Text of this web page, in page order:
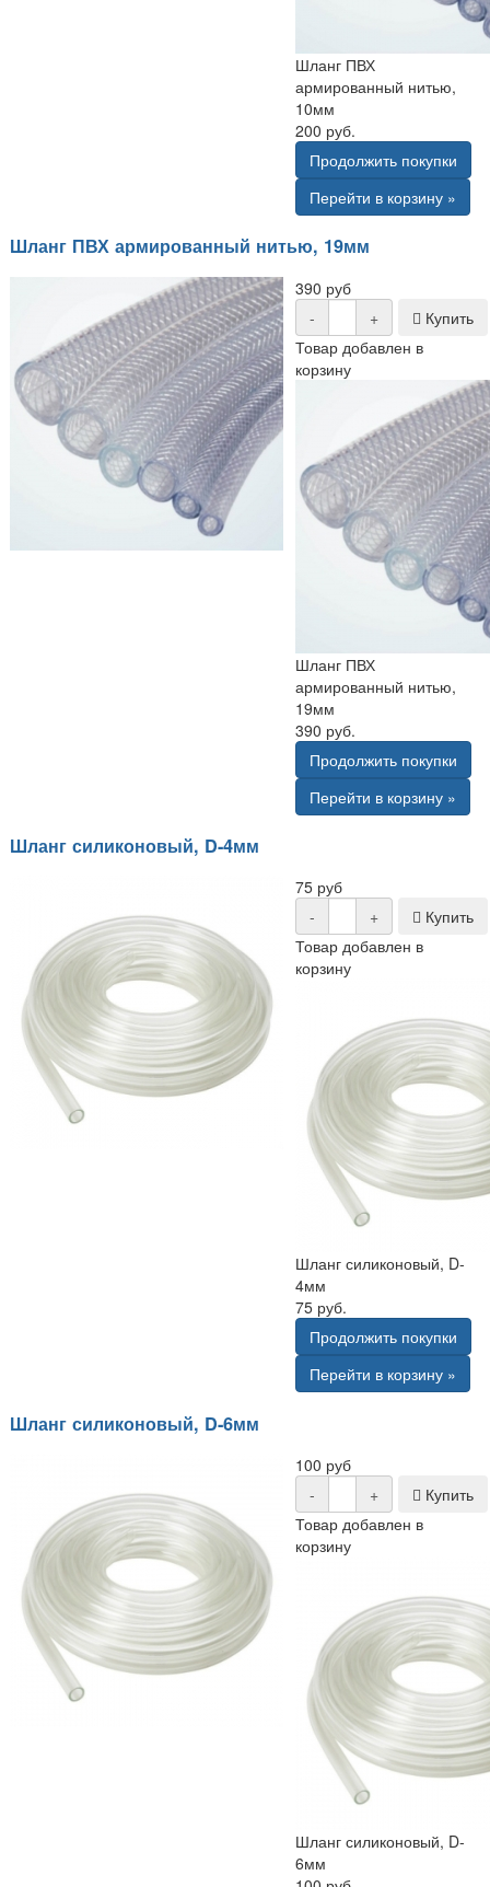
Шланг ПВХ
армированный нитью,
10мм
200 руб.
Продолжить покупки
Перейти в корзину »
Шланг ПВХ армированный нитью, 19мм
390 руб
-
+
Купить
Товар добавлен в
корзину
Шланг ПВХ
армированный нитью,
19мм
390 руб.
Продолжить покупки
Перейти в корзину »
Шланг силиконовый, D-4мм
75 руб
-
+
Купить
Товар добавлен в
корзину
Шланг силиконовый, D-
4мм
75 руб.
Продолжить покупки
Перейти в корзину »
Шланг силиконовый, D-6мм
100 руб
-
+
Купить
Товар добавлен в
корзину
Шланг силиконовый, D-
6мм